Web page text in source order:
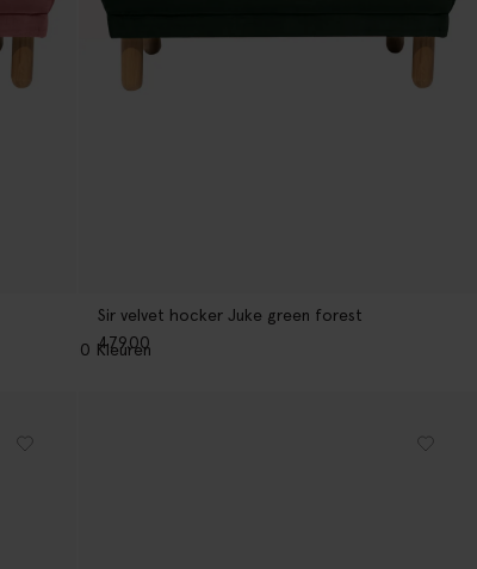
Sir velvet hocker Juke green forest
479.00
10 Kleuren